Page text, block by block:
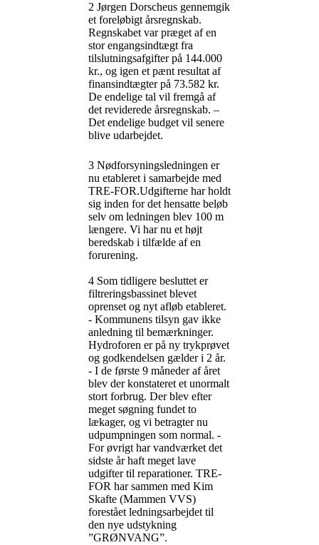
2 Jørgen Dorscheus gennemgik
et foreløbigt årsregnskab.
Regnskabet var præget af en
stor engangsindtægt fra
tilslutningsafgifter på 144.000
kr., og igen et pænt resultat af
finansindtægter på 73.582 kr.
De endelige tal vil fremgå af
det reviderede årsregnskab. –
Det endelige budget vil senere
blive udarbejdet.
3 Nødforsyningsledningen er
nu etableret i samarbejde med
TRE-FOR.Udgifterne har holdt
sig inden for det hensatte beløb
selv om ledningen blev 100 m
længere. Vi har nu et højt
beredskab i tilfælde af en
forurening.
4 Som tidligere besluttet er
filtreringsbassinet blevet
oprenset og nyt afløb etableret.
- Kommunens tilsyn gav ikke
anledning til bemærkninger.
Hydroforen er på ny trykprøvet
og godkendelsen gælder i 2 år.
- I de første 9 måneder af året
blev der konstateret et unormalt
stort forbrug. Der blev efter
meget søgning fundet to
lækager, og vi betragter nu
udpumpningen som normal. -
For øvrigt har vandværket det
sidste år haft meget lave
udgifter til reparationer. TRE-
FOR har sammen med Kim
Skafte (Mammen VVS)
forestået ledningsarbejdet til
den nye udstykning
”GRØNVANG”.